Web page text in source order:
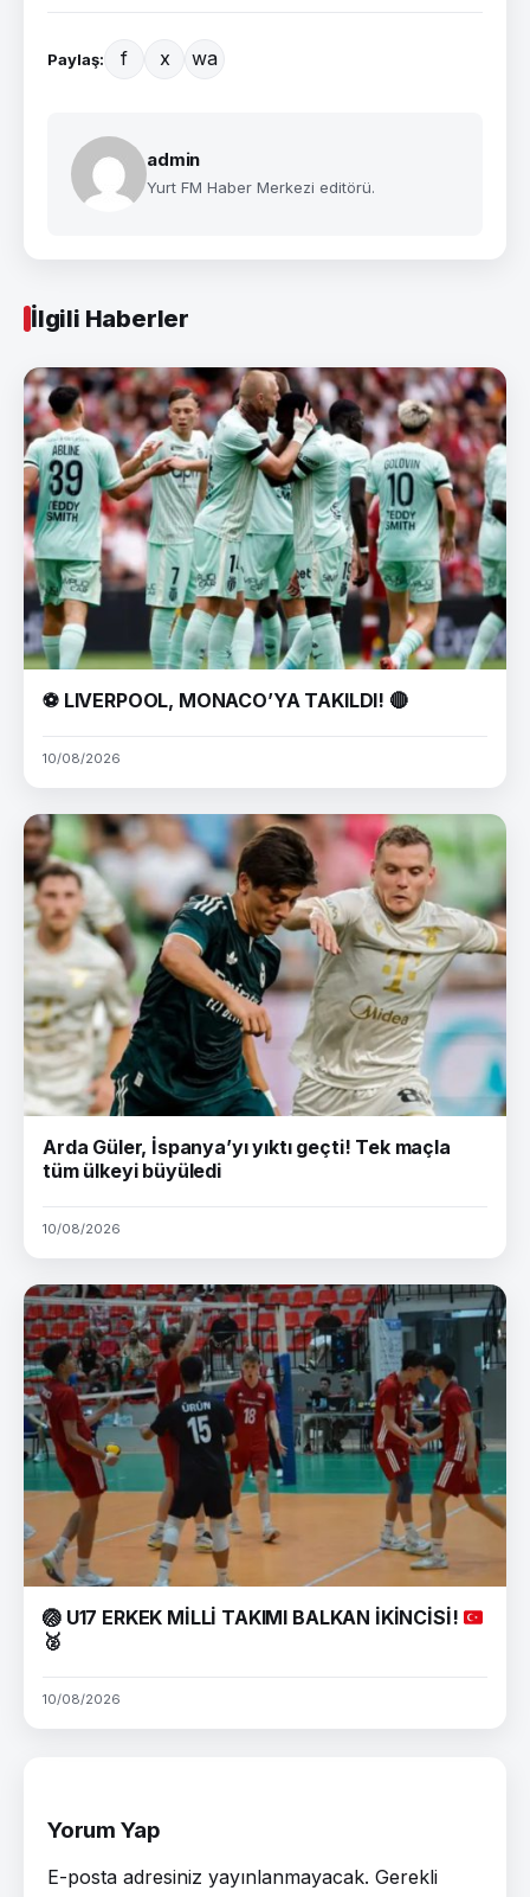
Paylaş: f x wa
admin
Yurt FM Haber Merkezi editörü.
İlgili Haberler
⚽ LIVERPOOL, MONACO’YA TAKILDI! 🔴
10/08/2026
Arda Güler, İspanya’yı yıktı geçti! Tek maçla
tüm ülkeyi büyüledi
10/08/2026
🏐U17 ERKEK MİLLİ TAKIMI BALKAN İKİNCİSİ!
🥈
10/08/2026
Yorum Yap
E-posta adresiniz yayınlanmayacak. Gerekli